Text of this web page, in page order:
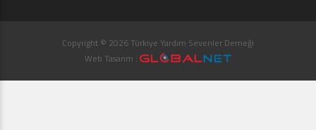
Copyright © 2026 Türkiye Yardım Sevenler Derneği
Web Tasarım :